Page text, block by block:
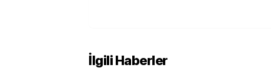
İlgili Haberler